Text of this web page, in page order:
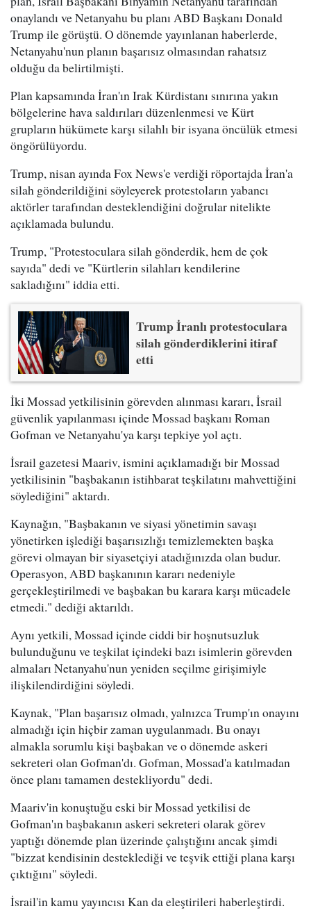
onaylandı ve Netanyahu bu planı ABD Başkanı Donald
Trump ile görüştü. O dönemde yayınlanan haberlerde,
Netanyahu'nun planın başarısız olmasından rahatsız
olduğu da belirtilmişti.
Plan kapsamında İran'ın Irak Kürdistanı sınırına yakın
bölgelerine hava saldırıları düzenlenmesi ve Kürt
grupların hükümete karşı silahlı bir isyana öncülük etmesi
öngörülüyordu.
Trump, nisan ayında Fox News'e verdiği röportajda İran'a
silah gönderildiğini söyleyerek protestoların yabancı
aktörler tarafından desteklendiğini doğrular nitelikte
açıklamada bulundu.
Trump, "Protestoculara silah gönderdik, hem de çok
sayıda" dedi ve "Kürtlerin silahları kendilerine
sakladığını" iddia etti.
Trump İranlı protestoculara
silah gönderdiklerini itiraf
etti
İki Mossad yetkilisinin görevden alınması kararı, İsrail
güvenlik yapılanması içinde Mossad başkanı Roman
Gofman ve Netanyahu'ya karşı tepkiye yol açtı.
İsrail gazetesi Maariv, ismini açıklamadığı bir Mossad
yetkilisinin "başbakanın istihbarat teşkilatını mahvettiğini
söylediğini" aktardı.
Kaynağın, "Başbakanın ve siyasi yönetimin savaşı
yönetirken işlediği başarısızlığı temizlemekten başka
görevi olmayan bir siyasetçiyi atadığınızda olan budur.
Operasyon, ABD başkanının kararı nedeniyle
gerçekleştirilmedi ve başbakan bu karara karşı mücadele
etmedi." dediği aktarıldı.
Aynı yetkili, Mossad içinde ciddi bir hoşnutsuzluk
bulunduğunu ve teşkilat içindeki bazı isimlerin görevden
almaları Netanyahu'nun yeniden seçilme girişimiyle
ilişkilendirdiğini söyledi.
Kaynak, "Plan başarısız olmadı, yalnızca Trump'ın onayını
almadığı için hiçbir zaman uygulanmadı. Bu onayı
almakla sorumlu kişi başbakan ve o dönemde askeri
sekreteri olan Gofman'dı. Gofman, Mossad'a katılmadan
önce planı tamamen destekliyordu" dedi.
Maariv'in konuştuğu eski bir Mossad yetkilisi de
Gofman'ın başbakanın askeri sekreteri olarak görev
yaptığı dönemde plan üzerinde çalıştığını ancak şimdi
"bizzat kendisinin desteklediği ve teşvik ettiği plana karşı
çıktığını" söyledi.
İsrail'in kamu yayıncısı Kan da eleştirileri haberleştirdi.